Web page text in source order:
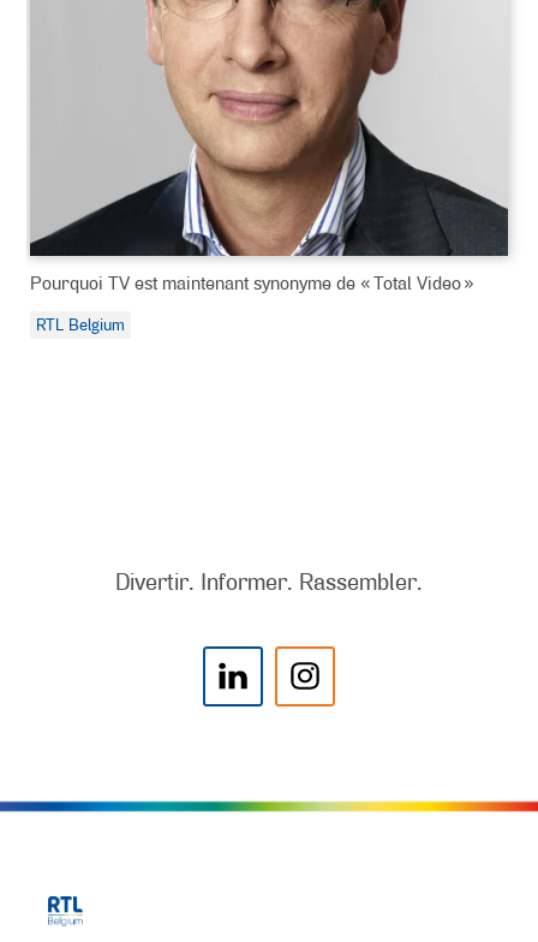
Pourquoi TV est maintenant synonyme de « Total Video »
RTL Belgium
Divertir. Informer. Rassembler.